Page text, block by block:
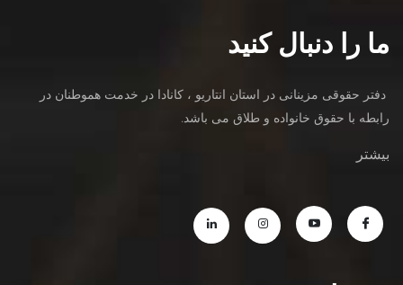
ما را دنبال کنید
دفتر حقوقی مزینانی در استان انتاریو ، کانادا در خدمت هموطنان در
رابطه با حقوق خانواده و طلاق می باشد.
بیشتر